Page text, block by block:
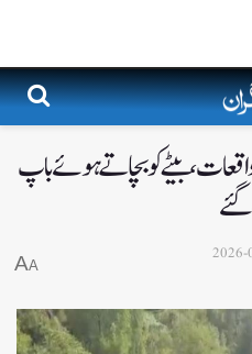
واقعات، بیٹے کو بچاتے ہوئے باپ
2026-
A
A